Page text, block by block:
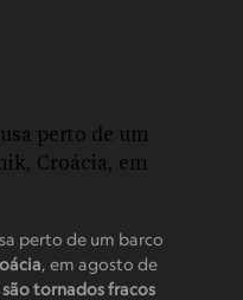
perto de um barco
, em agosto de
tornados fracos